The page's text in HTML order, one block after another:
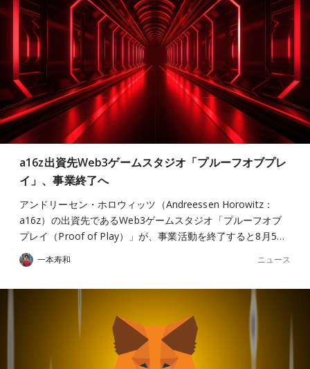
a16z出資先Web3ゲームスタジオ「プルーフオブプレ
イ」、事業終了へ
アンドリーセン・ホロウィッツ（Andreessen Horowitz：
a16z）の出資先であるWeb3ゲームスタジオ「プルーフオブ
プレイ（Proof of Play）」が、事業活動を終了すると8月5…
一本寿和 ニュース